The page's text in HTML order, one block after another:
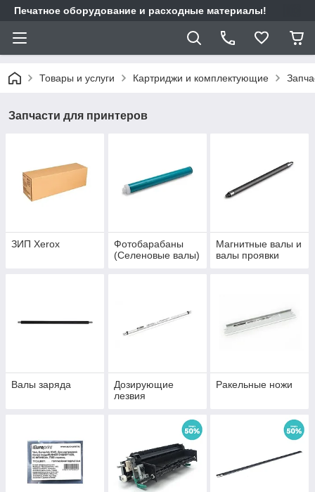
Печатное оборудование и расходные материалы!
Товары и услуги Картриджи и комплектующие
Запчасти для принтеров
ЗИП Xerox
Фотобарабаны
(Селеновые валы)
Магнитные валы и
валы проявки
Валы заряда
Дозирующие
лезвия
Ракельные ножи